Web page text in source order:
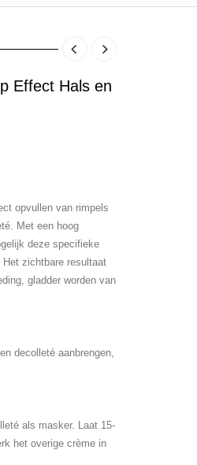
Effect Hals en
opvullen van rimpels
Met een hoog
deze specifieke
zichtbare resultaat
gladder worden van
decolleté aanbrengen,
als masker. Laat 15-
het overige crème in